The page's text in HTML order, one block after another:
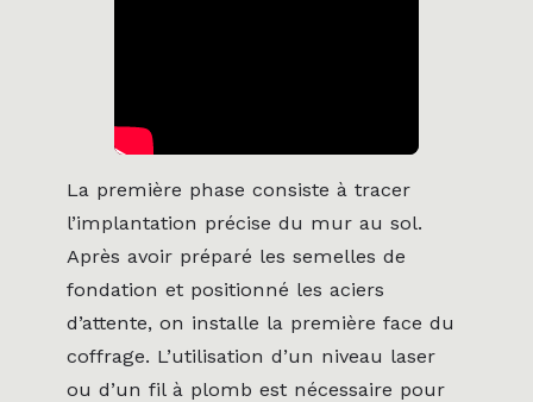
La première phase consiste à tracer
l’implantation précise du mur au sol.
Après avoir préparé les semelles de
fondation et positionné les aciers
d’attente, on installe la première face du
coffrage. L’utilisation d’un niveau laser
ou d’un fil à plomb est nécessaire pour